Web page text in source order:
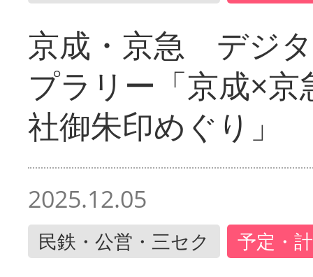
京成・京急 デジ
プラリー「京成×
社御朱印めぐり」
2025.12.05
民鉄・公営・三セク 予定・